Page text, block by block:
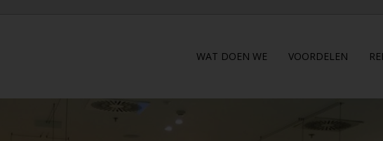
WAT DOEN WE VOORDELEN